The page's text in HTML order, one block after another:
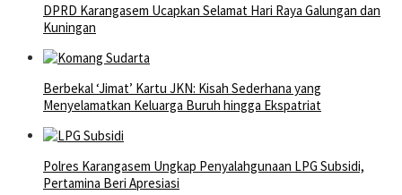
DPRD Karangasem Ucapkan Selamat Hari Raya Galungan dan
Kuningan
Berbekal ‘Jimat’ Kartu JKN: Kisah Sederhana yang
Menyelamatkan Keluarga Buruh hingga Ekspatriat
Polres Karangasem Ungkap Penyalahgunaan LPG Subsidi,
Pertamina Beri Apresiasi